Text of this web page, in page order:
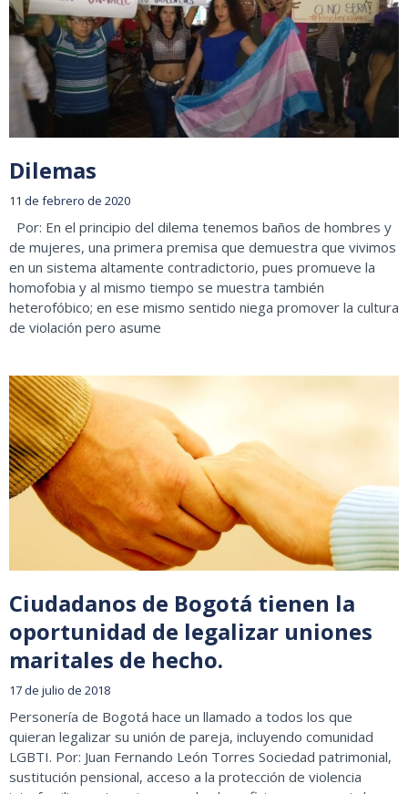
Dilemas
11 de febrero de 2020
Por: En el principio del dilema tenemos baños de hombres y
de mujeres, una primera premisa que demuestra que vivimos
en un sistema altamente contradictorio, pues promueve la
homofobia y al mismo tiempo se muestra también
heterofóbico; en ese mismo sentido niega promover la cultura
de violación pero asume
Ciudadanos de Bogotá tienen la
oportunidad de legalizar uniones
maritales de hecho.
17 de julio de 2018
Personería de Bogotá hace un llamado a todos los que
quieran legalizar su unión de pareja, incluyendo comunidad
LGBTI. Por: Juan Fernando León Torres Sociedad patrimonial,
sustitución pensional, acceso a la protección de violencia